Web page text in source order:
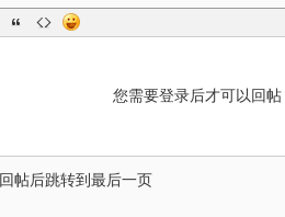
您需要登录后才可以回帖
回帖后跳转到最后一页